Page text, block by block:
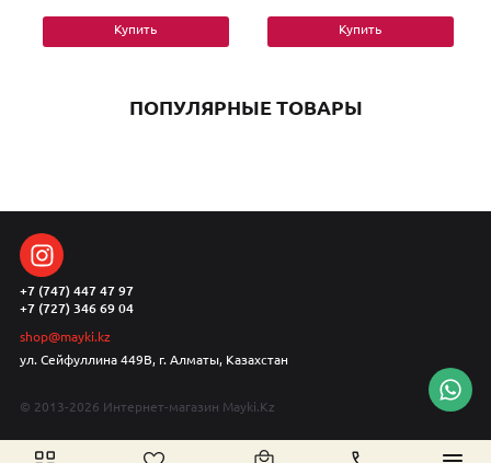
Купить Купить
ПОПУЛЯРНЫЕ ТОВАРЫ
+7 (747) 447 47 97
+7 (727) 346 69 04
shop@mayki.kz
ул. Сейфуллина 449В, г. Алматы, Казахстан
© 2013-2026 Интернет-магазин Mayki.Kz